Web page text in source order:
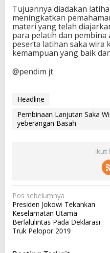
Tujuannya diadakan
meningkatkan
materi yang telah
para pelatih dan
peserta latihan saka wira
kemampuan yang baik
@pendim jt
Headline
Pembinaan Lanjutan Saka
yeberangan Basah
Ikuti
N
a
v
i
g
Pos sebelumnya
Presiden Jokowi Tekankan
Keselamatan Utama
Berlalulintas Pada Deklarasi
Truk Pelopor 2019